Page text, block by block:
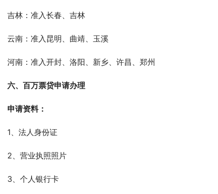
吉林：准入长春、吉林
云南：准入昆明、曲靖、玉溪
河南：准入开封、洛阳、新乡、许昌、郑州
六、百万票贷申请办理
申请资料：
1、法人身份证
2、营业执照照片
3、个人银行卡